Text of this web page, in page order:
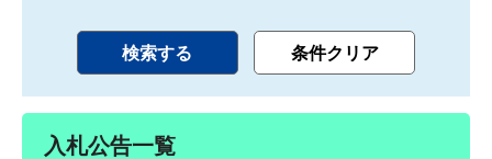
入札公告一覧